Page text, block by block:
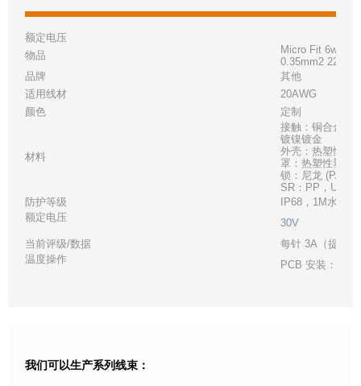
额定电压
物品
Micro Fit 6w
0.35mm2 22awg
品牌
其他
适用线材
20AWG
颜色
定制
材料
接触：铜合金，
镀镍镀金
外壳：热塑性塑
罩：热塑性塑料
锁：尼龙 (PA66)
SR：PP，UL
防护等级
IP68，1M水深
额定电压
30V
当前评级/数据
每针 3A（提供
温度操作
PCB 安装：-
我们可以生产系列线束：